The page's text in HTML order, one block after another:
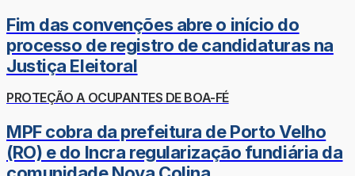
Fim das convenções abre o início do
processo de registro de candidaturas na
Justiça Eleitoral
PROTEÇÃO A OCUPANTES DE BOA-FÉ
MPF cobra da prefeitura de Porto Velho
(RO) e do Incra regularização fundiária da